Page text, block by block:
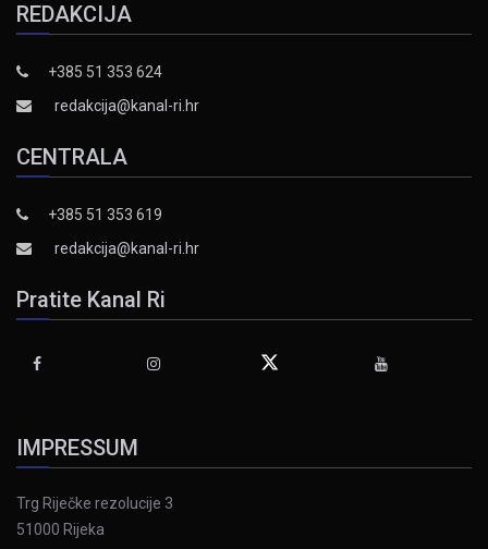
REDAKCIJA
+385 51 353 624
redakcija@kanal-ri.hr
CENTRALA
+385 51 353 619
redakcija@kanal-ri.hr
Pratite Kanal Ri
IMPRESSUM
Trg Riječke rezolucije 3
51000 Rijeka